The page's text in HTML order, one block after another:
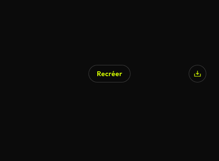
Recréer